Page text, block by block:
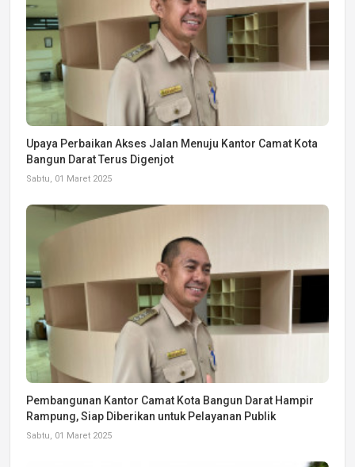
Upaya Perbaikan Akses Jalan Menuju Kantor Camat Kota
Bangun Darat Terus Digenjot
Sabtu, 01 Maret 2025
Pembangunan Kantor Camat Kota Bangun Darat Hampir
Rampung, Siap Diberikan untuk Pelayanan Publik
Sabtu, 01 Maret 2025